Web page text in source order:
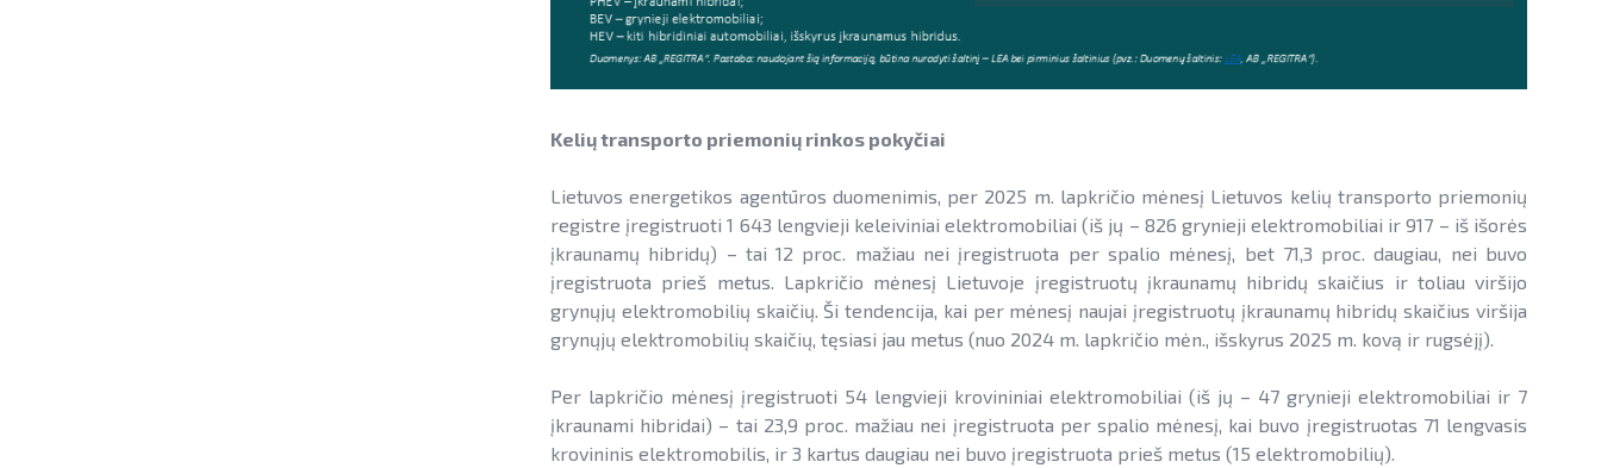
Kelių transporto priemonių rinkos pokyčiai
Lietuvos energetikos agentūros duomenimis, per 2025 m. lapkričio mėnesį Lietuvos kelių transporto priemonių
registre įregistruoti 1 643 lengvieji keleiviniai elektromobiliai (iš jų – 826 grynieji elektromobiliai ir 917 – iš išorės
įkraunamų hibridų) – tai 12 proc. mažiau nei įregistruota per spalio mėnesį, bet 71,3 proc. daugiau, nei buvo
įregistruota prieš metus. Lapkričio mėnesį Lietuvoje įregistruotų įkraunamų hibridų skaičius ir toliau viršijo
grynųjų elektromobilių skaičių. Ši tendencija, kai per mėnesį naujai įregistruotų įkraunamų hibridų skaičius viršija
grynųjų elektromobilių skaičių, tęsiasi jau metus (nuo 2024 m. lapkričio mėn., išskyrus 2025 m. kovą ir rugsėjį).
Per lapkričio mėnesį įregistruoti 54 lengvieji krovininiai elektromobiliai (iš jų – 47 grynieji elektromobiliai ir 7
įkraunami hibridai) – tai 23,9 proc. mažiau nei įregistruota per spalio mėnesį, kai buvo įregistruotas 71 lengvasis
krovininis elektromobilis, ir 3 kartus daugiau nei buvo įregistruota prieš metus (15 elektromobilių).